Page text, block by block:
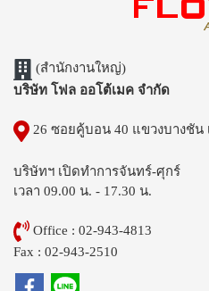
(สำนักงานใหญ่)
บริษัท โฟล ออโต้เมค จำกัด
26 ซอยคู้บอน 40 แขวงบางชัน
บริษัทฯ เปิดทำการจันทร์-ศุกร์
เวลา 09.00 น. - 17.30 น.
Office : 02-943-4813
Fax : 02-943-2510